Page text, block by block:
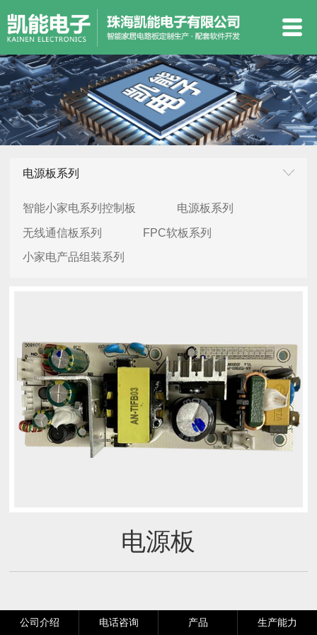
电源板系列
智能小家电系列控制板
电源板系列
无线通信板系列
FPC软板系列
小家电产品组装系列
电源板
公司介绍 电话咨询 产品 生产能力